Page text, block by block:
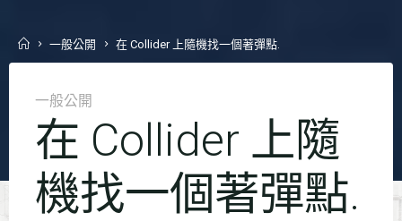
Home一般公開 在 Collider 上隨機找一個著彈點.
一般公開
在 Collider 上隨
機找一個著彈點.